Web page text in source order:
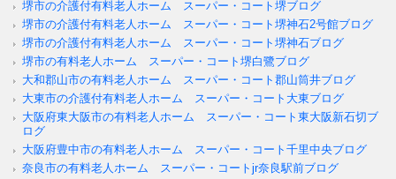
堺市の介護付有料老人ホーム スーパー・コート堺ブログ
堺市の介護付有料老人ホーム スーパー・コート堺神石2号館ブログ
堺市の介護付有料老人ホーム スーパー・コート堺神石ブログ
堺市の有料老人ホーム スーパー・コート堺白鷺ブログ
大和郡山市の有料老人ホーム スーパー・コート郡山筒井ブログ
大東市の介護付有料老人ホーム スーパー・コート大東ブログ
大阪府東大阪市の有料老人ホーム スーパー・コート東大阪新石切ブ
ログ
大阪府豊中市の有料老人ホーム スーパー・コート千里中央ブログ
奈良市の有料老人ホーム スーパー・コートjr奈良駅前ブログ